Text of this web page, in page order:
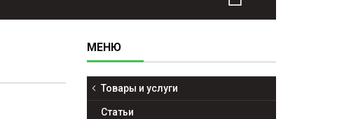
Товары и услуги
Статьи